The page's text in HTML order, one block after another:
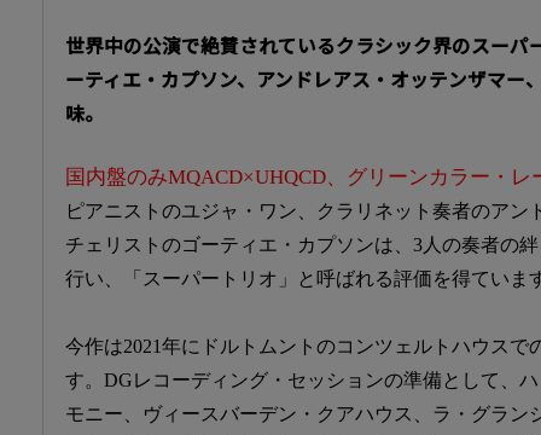
世界中の公演で絶賛されているクラシック界のスーパ
ーティエ・カプソン、アンドレアス・オッテンザマー
味。
国内盤のみMQACD×UHQCD、グリーンカラー・レ
ピアニストのユジャ・ワン、クラリネット奏者のアン
チェリストのゴーティエ・カプソンは、3人の奏者の
行い、「スーパートリオ」と呼ばれる評価を得ていま
今作は2021年にドルトムントのコンツェルトハウスで
す。DGレコーディング・セッションの準備として、
モニー、ヴィースバーデン・クアハウス、ラ・グラン